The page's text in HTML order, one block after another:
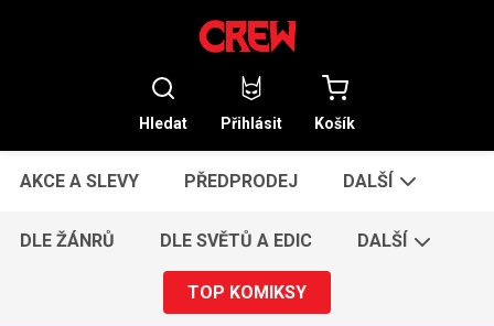
Hledat Přihlásit Košík
AKCE A SLEVY PŘEDPRODEJ DALŠÍ
DLE ŽÁNRŮ DLE SVĚTŮ A EDIC DALŠÍ
TOP KOMIKSY